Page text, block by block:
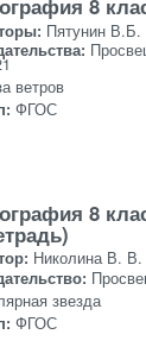
8
Пятунин
ветров
ФГОС
8
Николина В. В.
звезда
ФГОС